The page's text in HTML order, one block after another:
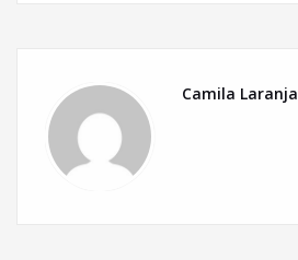
Camila Laranja